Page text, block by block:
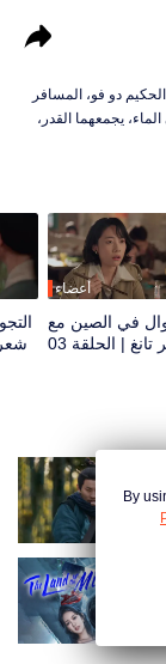
دو فو، المسافر
يجمعهما القدر،
بهدوء. من خلال
حياتها، بينما يجد دو
أعضاء
في الصين مع
| الحلقة 03
شعر
By